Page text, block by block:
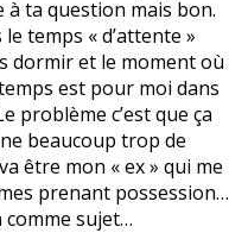
ta question mais bon.
temps « d’attente »
dormir et le moment où
est pour moi dans
problème c’est que ça
beaucoup trop de
être mon « ex » qui me
prenant possession…
comme sujet…